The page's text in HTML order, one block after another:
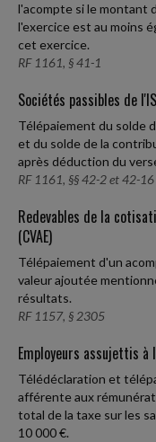
l'acompte si le montant
l'exercice est au moins
cet exercice.
RF 1161, § 41-1
Sociétés passibles de
Télépaiement du solde
et du solde de la
après déduction du
RF 1161, §§ 42-2 et 42-16
Redevables de la
(CVAE)
Télépaiement d'un
valeur ajoutée
résultats.
RF 1157, § 2305
Employeurs assujettis
Télédéclaration et
afférente aux
total de la taxe sur les
10 000 €.